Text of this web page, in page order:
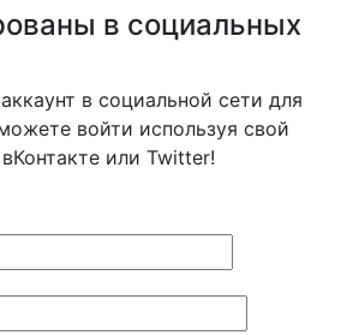
в социальных
в социальной сети для
войти используя свой
или Twitter!